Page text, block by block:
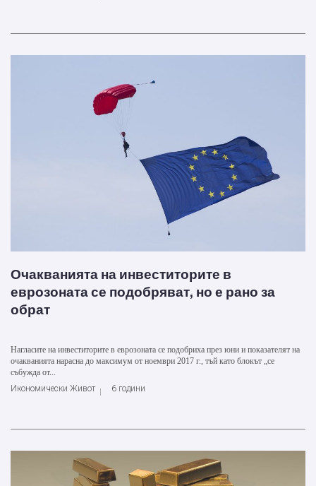
Очакванията на инвеститорите в
еврозоната се подобряват, но е рано за
обрат
Нагласите на инвеститорите в еврозоната се подобриха през юни и показателят на
очакванията нарасна до максимум от ноември 2017 г., тъй като блокът „се
събужда от...
Икономически Живот
6 години